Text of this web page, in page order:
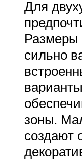
Для
Размеры
сильно
зоны.
создают